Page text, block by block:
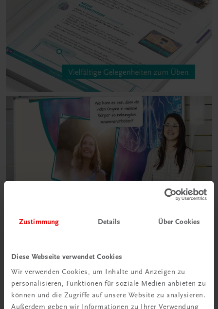
Zustimmung Details Über Cookies
Diese Webseite verwendet Cookies
Wir verwenden Cookies, um Inhalte und Anzeigen zu
personalisieren, Funktionen für soziale Medien anbieten zu
können und die Zugriffe auf unsere Website zu analysieren.
Außerdem geben wir Informationen zu Ihrer Verwendung